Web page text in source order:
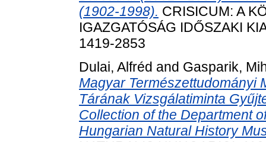
(1902-1998). CRISICUM: A
IGAZGATÓSÁG IDŐSZAKI
1419-2853
Dulai, Alfréd and Gasparik,
Magyar Természettudományi
Tárának Vizsgálatiminta
Collection of the Department
Hungarian Natural History